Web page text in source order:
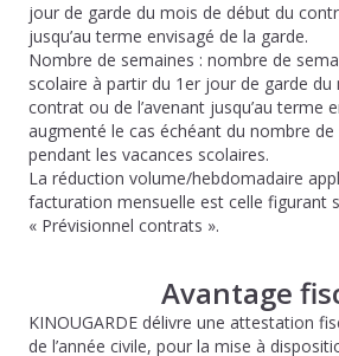
jour de garde du mois de début du
jusqu’au terme envisagé de la garde.
Nombre de semaines : nombre de
scolaire à partir du 1er jour de garde du
contrat ou de l’avenant jusqu’au terme
augmenté le cas échéant du nombre
pendant les vacances scolaires.
La réduction volume/hebdomadaire
facturation mensuelle est celle figurant
« Prévisionnel contrats ».
Avantage
KINOUGARDE délivre une attestation
de l’année civile, pour la mise à